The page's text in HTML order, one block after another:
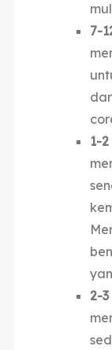
7-
1-
2-3